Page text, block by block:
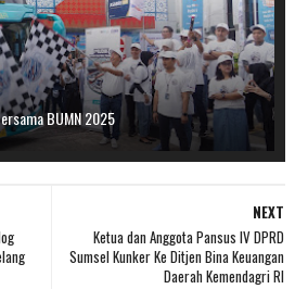
BUMN 2025
NEXT
Ketua dan Anggota Pansus IV DPRD
Sumsel Kunker Ke Ditjen Bina Keuangan
Daerah Kemendagri RI